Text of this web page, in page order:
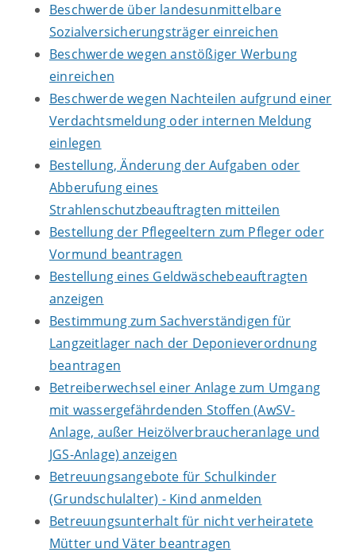
Beschwerde über landesunmittelbare
Sozialversicherungsträger einreichen
Beschwerde wegen anstößiger Werbung
einreichen
Beschwerde wegen Nachteilen aufgrund einer
Verdachtsmeldung oder internen Meldung
einlegen
Bestellung, Änderung der Aufgaben oder
Abberufung eines
Strahlenschutzbeauftragten mitteilen
Bestellung der Pflegeeltern zum Pfleger oder
Vormund beantragen
Bestellung eines Geldwäschebeauftragten
anzeigen
Bestimmung zum Sachverständigen für
Langzeitlager nach der Deponieverordnung
beantragen
Betreiberwechsel einer Anlage zum Umgang
mit wassergefährdenden Stoffen (AwSV-
Anlage, außer Heizölverbraucheranlage und
JGS-Anlage) anzeigen
Betreuungsangebote für Schulkinder
(Grundschulalter) - Kind anmelden
Betreuungsunterhalt für nicht verheiratete
Mütter und Väter beantragen